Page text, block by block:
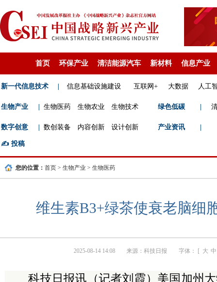
首页 环保产业 清洁能源汽车 新材料 信息产业
新一代信息技术 信息基础设施建设 互联网+ 大数据 人工
生物产业 生物医药 生物农业 生物技术 绿色低碳
数字创意 数创装备 内容创新 设计创新 产业资讯
✍️ 投稿
您的位置： 首页 > 生物产业 > 生物医药
维生素B3+绿茶使衰老脑细
2025-08-14 14:08 来源： 科技日报 字体： [ 大 中
科技日报讯（记者刘霞）美国加州大